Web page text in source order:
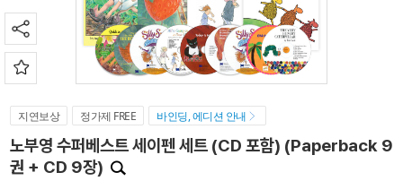
지연보상 정가제 FREE 바인딩, 에디션 안내
노부영 수퍼베스트 세이펜 세트 (CD 포함) (Paperback 9
권 + CD 9장)